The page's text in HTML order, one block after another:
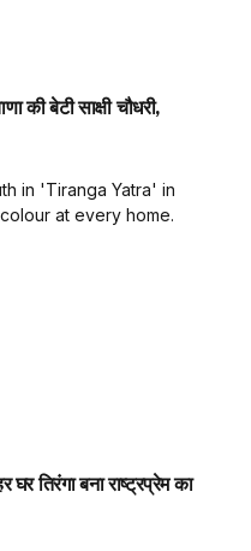
की बेटी साक्षी चौधरी,
तिरंगा बना राष्ट्रप्रेम का